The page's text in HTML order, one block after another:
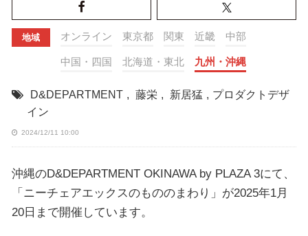
地域 オンライン 東京都 関東 近畿 中部
中国・四国 北海道・東北 九州・沖縄
D&DEPARTMENT , 藤栄 , 新居猛 , プロダクトデザ
イン
2024/12/11 10:00
沖縄のD&DEPARTMENT OKINAWA by PLAZA 3にて、
「ニーチェアエックスのもののまわり」が2025年1月
20日まで開催しています。